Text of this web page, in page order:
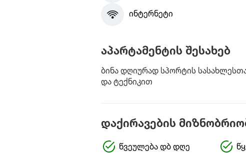
ინტერნეტი
აპარტამენტის შესახებ
ბინა დღიურად სპორტის
და ტექნიკით
დაქირავების
წვეულება დბ დღე